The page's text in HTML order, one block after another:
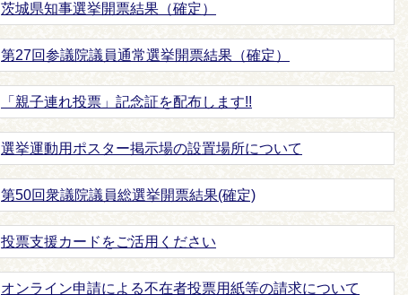
茨城県知事選挙開票結果（確定）
第27回参議院議員通常選挙開票結果（確定）
「親子連れ投票」記念証を配布します!!
選挙運動用ポスター掲示場の設置場所について
第50回衆議院議員総選挙開票結果(確定)
投票支援カードをご活用ください
オンライン申請による不在者投票用紙等の請求について